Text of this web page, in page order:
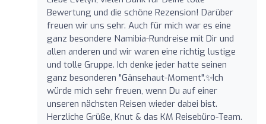
Bewertung und die schöne Rezension! Darüber
freuen wir uns sehr. Auch für mich war es eine
ganz besondere Namibia-Rundreise mit Dir und
allen anderen und wir waren eine richtig lustige
und tolle Gruppe. Ich denke jeder hatte seinen
ganz besonderen "Gänsehaut-Moment".✨️Ich
würde mich sehr freuen, wenn Du auf einer
unseren nächsten Reisen wieder dabei bist.
Herzliche Grüße, Knut & das KM Reisebüro-Team.